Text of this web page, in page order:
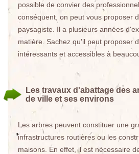
possible de convier des
conséquent, on peut vous proposer
paysagiste. Il a plusieurs années
matière. Sachez qu'il peut proposer
intéressants et accessibles à
Les travaux d'abattage des
de ville et ses environs
Les arbres peuvent constituer une
infrastructures routières ou les
maisons. En effet, il est nécessaire